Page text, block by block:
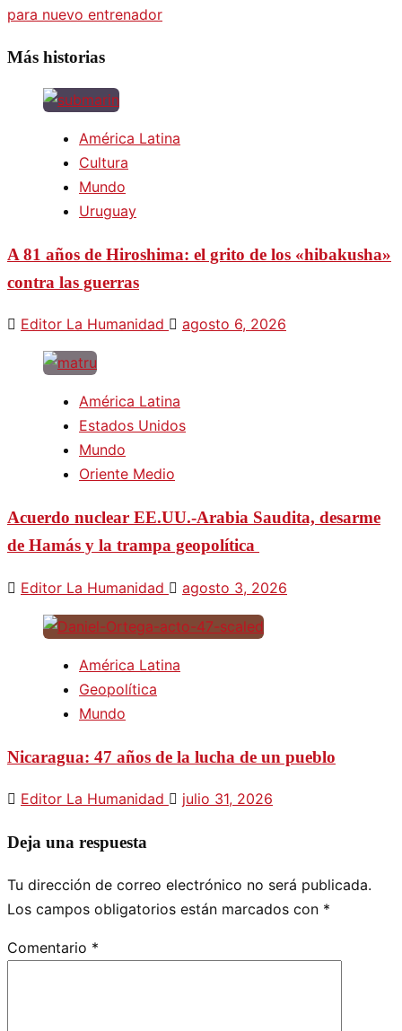
entradas
para nuevo entrenador
Más historias
América Latina
Cultura
Mundo
Uruguay
A 81 años de Hiroshima: el grito de los «hibakusha»
contra las guerras
Editor La Humanidad agosto 6, 2026
América Latina
Estados Unidos
Mundo
Oriente Medio
Acuerdo nuclear EE.UU.-Arabia Saudita, desarme
de Hamás y la trampa geopolítica
Editor La Humanidad agosto 3, 2026
América Latina
Geopolítica
Mundo
Nicaragua: 47 años de la lucha de un pueblo
Editor La Humanidad julio 31, 2026
Deja una respuesta
Tu dirección de correo electrónico no será publicada.
Los campos obligatorios están marcados con *
Comentario *